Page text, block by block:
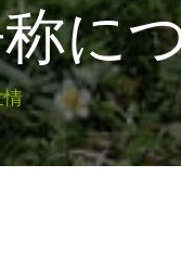
に
情